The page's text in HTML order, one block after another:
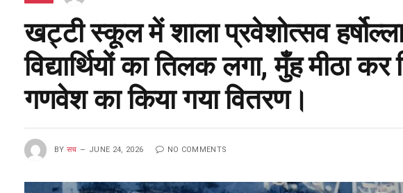
खट्टी स्कूल में शाला प्रवेशोत्सव
विद्यार्थियों का तिलक लगा, मुँह मीठा
गणवेश का किया गया वितरण।
BY सच JUNE 24, 2026 NO COMMENTS